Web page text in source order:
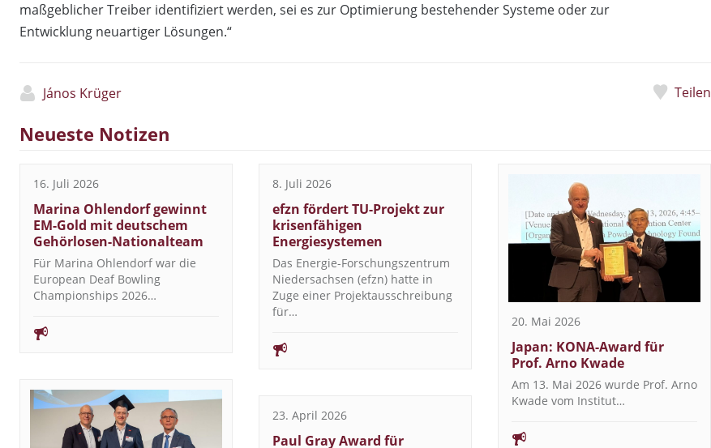
maßgeblicher Treiber identifiziert werden, sei es zur Optimierung bestehender Systeme oder zur
Entwicklung neuartiger Lösungen.“
János Krüger Teilen
Neueste Notizen
16. Juli 2026
Marina Ohlendorf gewinnt
EM-Gold mit deutschem
Gehörlosen-Nationalteam
Für Marina Ohlendorf war die
European Deaf Bowling
Championships 2026…
8. Juli 2026
efzn fördert TU-Projekt zur
krisenfähigen
Energiesystemen
Das Energie-Forschungszentrum
Niedersachsen (efzn) hatte in
Zuge einer Projektausschreibung
für…
23. April 2026
Paul Gray Award für
20. Mai 2026
Japan: KONA-Award für
Prof. Arno Kwade
Am 13. Mai 2026 wurde Prof. Arno
Kwade vom Institut…